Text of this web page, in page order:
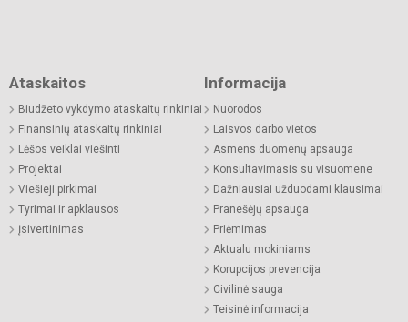
Ataskaitos
Biudžeto vykdymo ataskaitų rinkiniai
Finansinių ataskaitų rinkiniai
Lėšos veiklai viešinti
Projektai
Viešieji pirkimai
Tyrimai ir apklausos
Įsivertinimas
Informacija
Nuorodos
Laisvos darbo vietos
Asmens duomenų apsauga
Konsultavimasis su visuomene
Dažniausiai užduodami klausimai
Pranešėjų apsauga
Priėmimas
Aktualu mokiniams
Korupcijos prevencija
Civilinė sauga
Teisinė informacija